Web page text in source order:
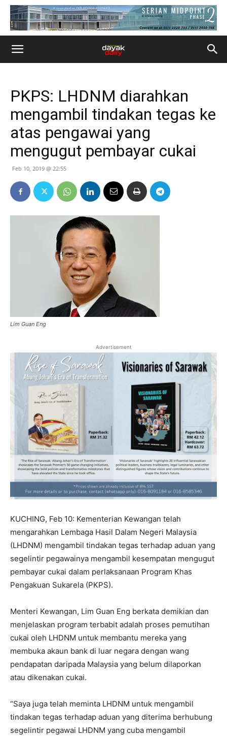
PKPS: LHDNM diarahkan
mengambil tindakan tegas ke
atas pengawai yang
mengugut pembayar cukai
Feb 10, 2019 @ 22:55
Lim Guan Eng
Advertisement
KUCHING, Feb 10: Kementerian Kewangan telah
mengarahkan Lembaga Hasil Dalam Negeri Malaysia
(LHDNM) mengambil tindakan tegas terhadap aduan yang
segelintir pegawainya mengambil kesempatan mengugut
pembayar cukai dalam perlaksanaan Program Khas
Pengakuan Sukarela (PKPS).
Menteri Kewangan, Lim Guan Eng berkata demikian dan
menjelaskan program terbabit adalah proses pemutihan
cukai oleh LHDNM untuk membantu mereka yang
membuka akaun bank di luar negara dengan wang
pendapatan daripada Malaysia yang belum dilaporkan
atau dikenakan cukai.
“Saya juga telah meminta LHDNM untuk mengambil
tindakan tegas terhadap aduan yang diterima berhubung
segelintir pegawai LHDNM yang cuba mengambil